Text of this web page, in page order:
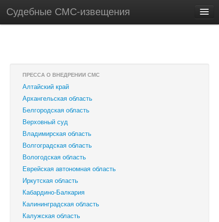
Судебные СМС-извещения
ПРЕССА О ВНЕДРЕНИИ СМС
Алтайский край
Архангельская область
Белгородская область
Верховный суд
Владимирская область
Волгоградская область
Вологодская область
Еврейская автономная область
Иркутская область
Кабардино-Балкария
Калининградская область
Калужская область